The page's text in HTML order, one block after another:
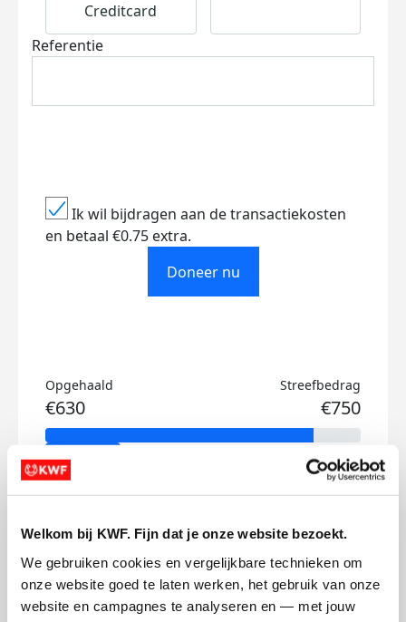
Welkom bij KWF. Fijn dat je onze website bezoekt.
We gebruiken cookies en vergelijkbare technieken om
onze website goed te laten werken, het gebruik van onze
website en campagnes te analyseren en — met jouw
Creditcard
Referentie
Ik wil bijdragen aan de transactiekosten
en betaal €0.75 extra.
Doneer nu
Opgehaald
€630
Streefbedrag
€750
Doneer